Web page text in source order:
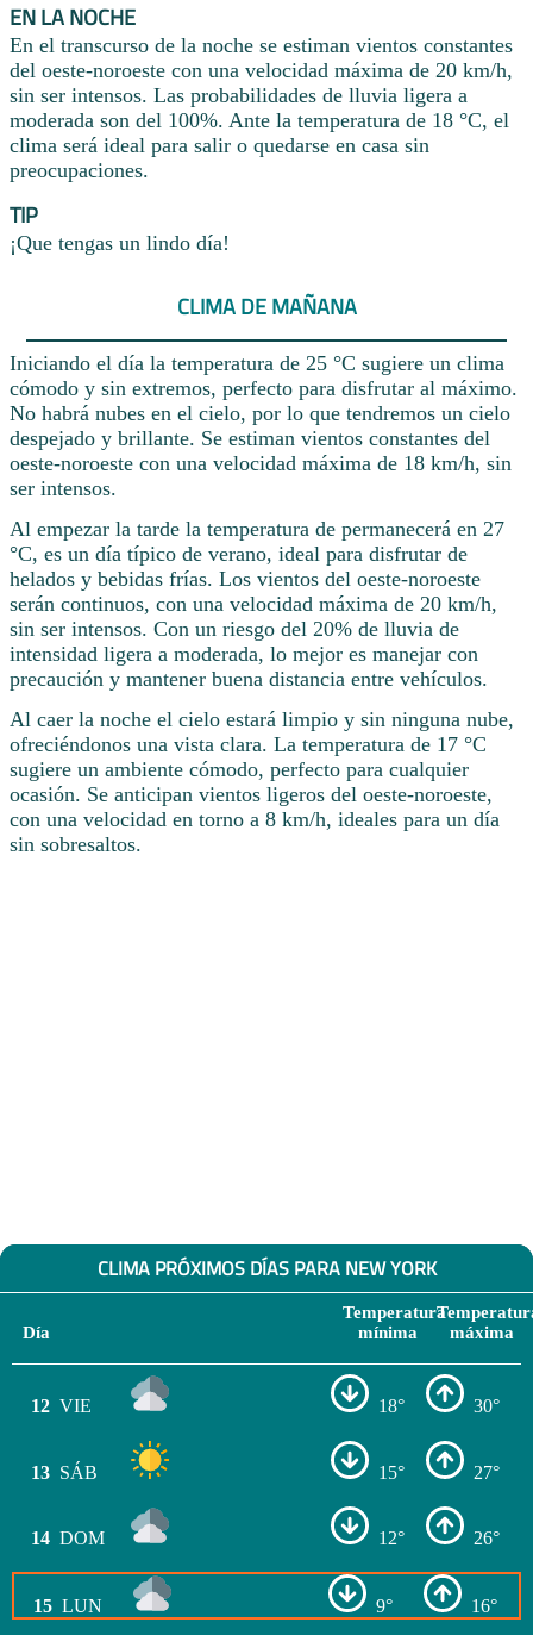
EN LA NOCHE
En el transcurso de la noche se estiman vientos constantes
del oeste-noroeste con una velocidad máxima de 20 km/h,
sin ser intensos. Las probabilidades de lluvia ligera a
moderada son del 100%. Ante la temperatura de 18 °C, el
clima será ideal para salir o quedarse en casa sin
preocupaciones.
TIP
¡Que tengas un lindo día!
CLIMA DE MAÑANA
Iniciando el día la temperatura de 25 °C sugiere un clima
cómodo y sin extremos, perfecto para disfrutar al máximo.
No habrá nubes en el cielo, por lo que tendremos un cielo
despejado y brillante. Se estiman vientos constantes del
oeste-noroeste con una velocidad máxima de 18 km/h, sin
ser intensos.
Al empezar la tarde la temperatura de permanecerá en 27
°C, es un día típico de verano, ideal para disfrutar de
helados y bebidas frías. Los vientos del oeste-noroeste
serán continuos, con una velocidad máxima de 20 km/h,
sin ser intensos. Con un riesgo del 20% de lluvia de
intensidad ligera a moderada, lo mejor es manejar con
precaución y mantener buena distancia entre vehículos.
Al caer la noche el cielo estará limpio y sin ninguna nube,
ofreciéndonos una vista clara. La temperatura de 17 °C
sugiere un ambiente cómodo, perfecto para cualquier
ocasión. Se anticipan vientos ligeros del oeste-noroeste,
con una velocidad en torno a 8 km/h, ideales para un día
sin sobresaltos.
CLIMA PRÓXIMOS DÍAS PARA NEW YORK
Día
Temperatura
mínima
máxima
12 VIE 18° 30°
13 SÁB 15° 27°
14 DOM 12° 26°
15 LUN 9° 16°